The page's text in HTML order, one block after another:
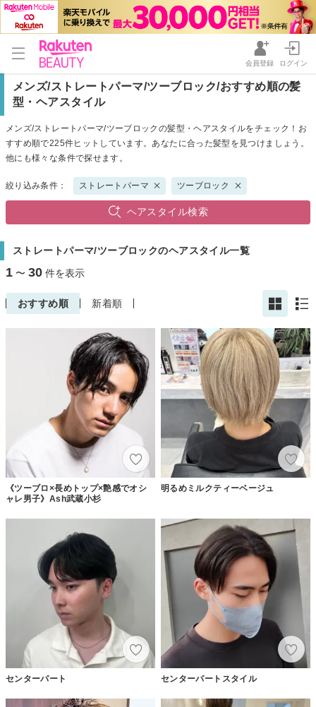
会員登録 ログイン
メンズ/ストレートパーマ/ツーブロック/おすすめ順の髪
型・ヘアスタイル
メンズ/ストレートパーマ/ツーブロックの髪型・ヘアスタイルをチェック！お
すすめ順で225件ヒットしています。あなたに合った髪型を見つけましょう。
他にも様々な条件で探せます。
絞り込み条件： ストレートパーマ ツーブロック
ヘアスタイル検索
ストレートパーマ/ツーブロックのヘアスタイル一覧
1 〜 30 件を表示
おすすめ順 新着順
《ツーブロ×長めトップ×艶感でオシ
ャレ男子》Ash武蔵小杉
明るめミルクティーベージュ
センターパート センターパートスタイル